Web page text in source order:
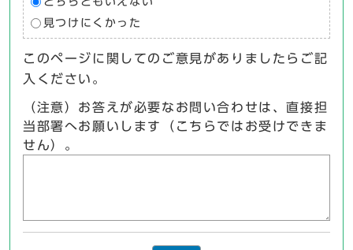
見つけにくかった
このページに関してのご意見がありましたらご記
入ください。
（注意）お答えが必要なお問い合わせは、直接担
当部署へお願いします（こちらではお受けできま
せん）。